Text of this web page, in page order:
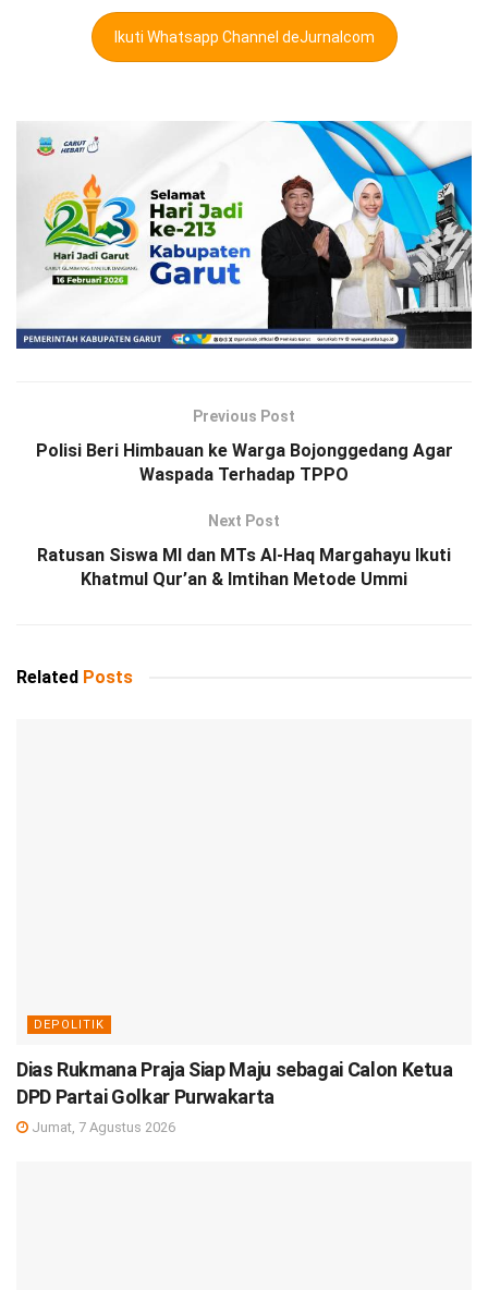
Ikuti Whatsapp Channel deJurnalcom
Previous Post
Polisi Beri Himbauan ke Warga Bojonggedang Agar
Waspada Terhadap TPPO
Next Post
Ratusan Siswa MI dan MTs Al-Haq Margahayu Ikuti
Khatmul Qur’an & Imtihan Metode Ummi
Related Posts
DEPOLITIK
Dias Rukmana Praja Siap Maju sebagai Calon Ketua
DPD Partai Golkar Purwakarta
Jumat, 7 Agustus 2026